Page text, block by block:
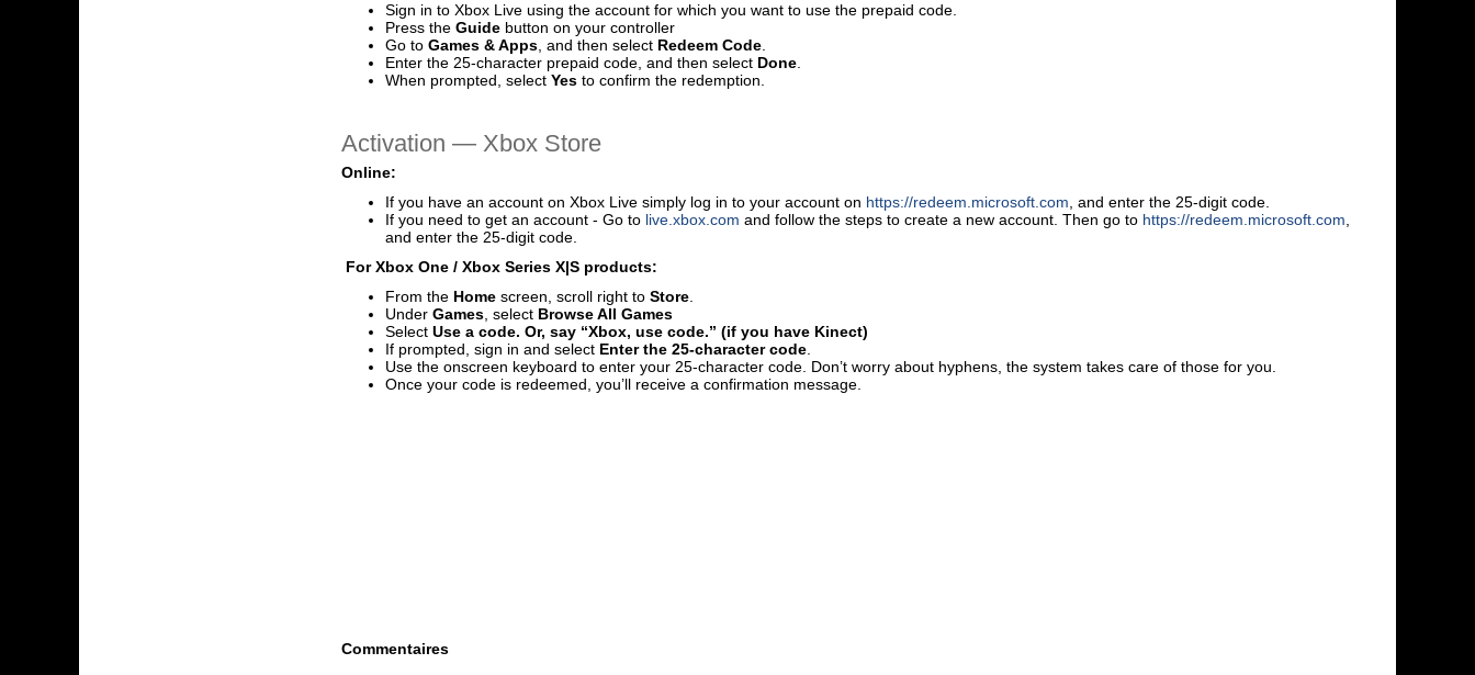
Sign in to Xbox Live using the account for which you want to use the prepaid code.
Press the Guide button on your controller
Go to Games & Apps, and then select Redeem Code.
Enter the 25-character prepaid code, and then select Done.
When prompted, select Yesto confirm the redemption.
Activation — Хbox Store
Online:
If you have an account on Xbox Live simply log in to your account on https://redeem.microsoft.com , and enter the 25-digit code.
If you need to get an account - Go to live.xbox.com and follow the steps to create a new account. Then go to https://redeem.microsoft.com
and enter the 25-digit code.
For Xbox One / Xbox Series X|S products:
From the Homescreen, scroll right toStore.
Under Games, select Browse All Games
SelectUse a code. Or, say “Xbox, use code.” (if you have Kinect)
If prompted, sign in and select Enter the 25-character code.
Use the onscreen keyboard to enter your 25-character code. Don’t worry about hyphens, the system takes care of those for you.
Once your code is redeemed, you’ll receive a confirmation message.
Commentaires